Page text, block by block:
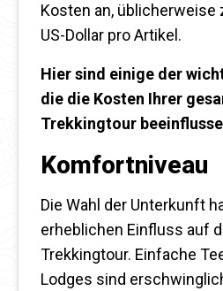
Kosten an, üblicherweise
US-Dollar pro Artikel.
Hier sind einige der
die die Kosten Ihrer
Trekkingtour
Komfortniveau
Die Wahl der Unterkunft
erheblichen Einfluss auf
Trekkingtour. Einfache
Lodges sind